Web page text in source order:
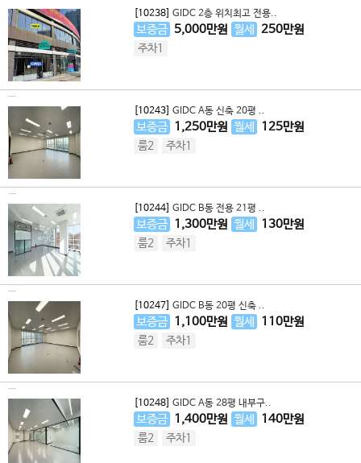
[10238] GIDC 2층 위치최고 전용..
보증금 5,000만원 월세 250만원
주차1
[10243] GIDC A동 신축 20평 ..
보증금 1,250만원 월세 125만원
룸2 주차1
[10244] GIDC B동 전용 21평 ..
보증금 1,300만원 월세 130만원
룸2 주차1
[10247] GIDC B동 20평 신축 ..
보증금 1,100만원 월세 110만원
룸2 주차1
[10248] GIDC A동 28평 내부구..
보증금 1,400만원 월세 140만원
룸2 주차1